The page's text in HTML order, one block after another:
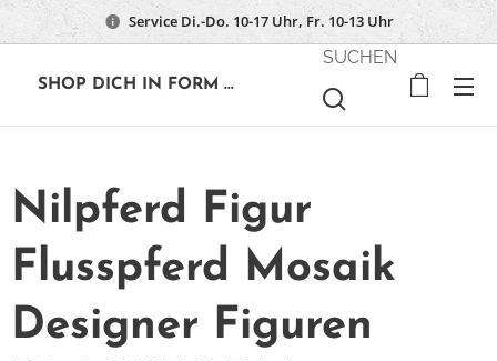
Service Di.-Do. 10-17 Uhr, Fr. 10-13 Uhr
SHOP DICH IN FORM ...
SUCHEN
Nilpferd Figur
Flusspferd Mosaik
Designer Figuren